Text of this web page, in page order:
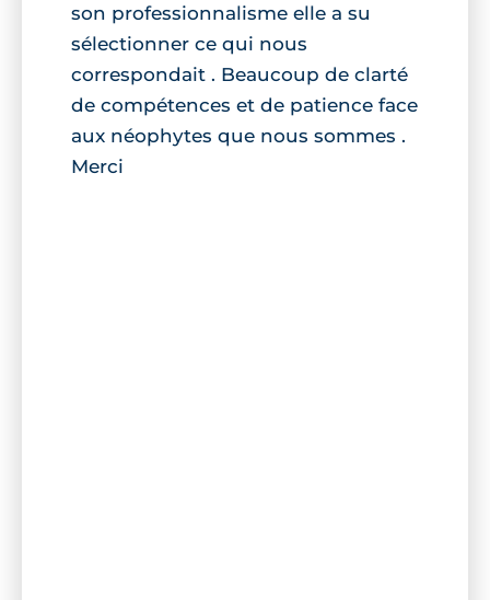
son professionnalisme elle a su
sélectionner ce qui nous
correspondait . Beaucoup de clarté
de compétences et de patience face
aux néophytes que nous sommes .
Merci